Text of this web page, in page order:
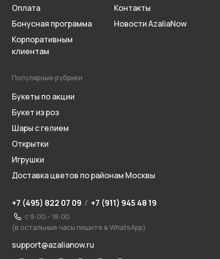
Оплата
Бонусная программа
Корпоративным
клиентам
Контакты
Новости AzaliaNow
Популярные рубрики
Букеты по акции
Букет из роз
Шары с гелием
Открытки
Игрушки
Доставка цветов по районам Москвы
+7 (495) 822 07 09 / +7 (911) 945 48 19
с 9:00 - 18:00
(в остальные часы пишите в WhatsApp)
support@azalianow.ru